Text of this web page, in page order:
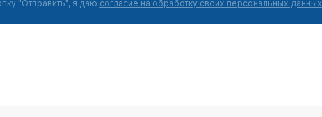
"Отправить", я даю согласие на обработку своих персональных данных